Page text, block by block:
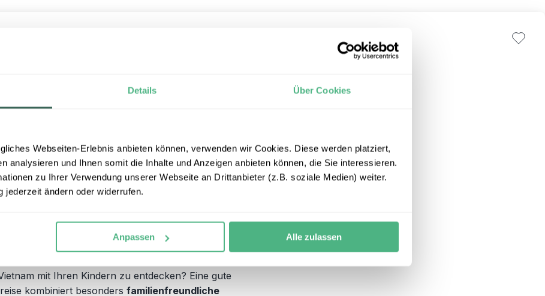
Details Über Cookies
Webseiten-Erlebnis anbieten können, verwenden wir Cookies. Diese werden platziert,
analysieren und Ihnen somit die Inhalte und Anzeigen anbieten können, die Sie interessieren.
zu Ihrer Verwendung unserer Webseite an Drittanbieter (z.B. soziale Medien) weiter.
jederzeit ändern oder widerrufen.
Anpassen Alle zulassen
ganzjährig - ideal für die Sommerferien
- Bai Tu Long Bucht - Phong Nha Ke Bang
- Hue - Hoi An - Whale Island – Hanoi
2.445,- pro Erwachsenen
1.475,- pro Kind
am roten Fluss, Kajakfahren in der Bai
buchbar ab ca. € 950,- p.P.
mit Ihren Kindern zu entdecken? Eine gute
kombiniert besonders familienfreundliche